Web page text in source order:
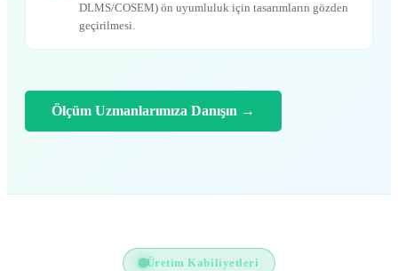
DLMS/COSEM) ön uyumluluk için tasarımların gözden
geçirilmesi.
Ölçüm Uzmanlarımıza Danışın →
Üretim Kabiliyetleri